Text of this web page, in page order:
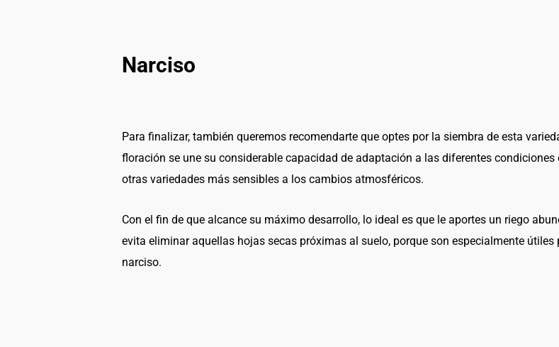
Narciso
Para finalizar, también queremos recomendarte que optes por la siembra de esta
floración se une su considerable capacidad de adaptación a las diferentes
otras variedades más sensibles a los cambios atmosféricos.
Con el fin de que alcance su máximo desarrollo, lo ideal es que le aportes un riego
evita eliminar aquellas hojas secas próximas al suelo, porque son especialmente
narciso.